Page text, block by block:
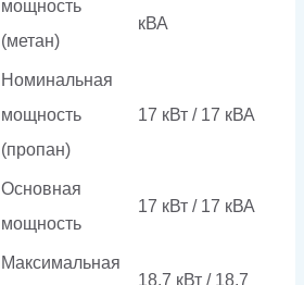
мощность
(метан)
кВА
Номинальная
мощность
(пропан)
17 кВт / 17 кВА
Основная
мощность
17 кВт / 17 кВА
Максимальная
18.7 кВт / 18.7